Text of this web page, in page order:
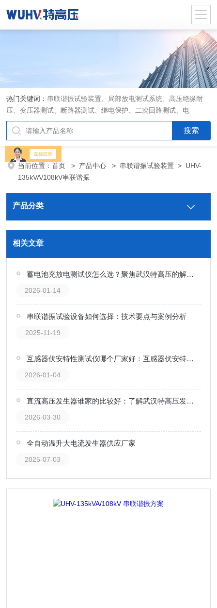
热门关键词： 串联谐振试验装置、局部放电测试系统、高压绝缘耐
压、变压器测试、断路器测试、继电保护、二次回路测试、电
当前位置：首页 > 产品中心 > 串联谐振试验装置 > UHV-
135kVA/108kV串联谐振
产品分类
相关文章
蓄电池充放电测试仪怎么选？聚焦武汉特高压的解决方案
2026-01-14
串联谐振试验设备如何选择：技术要点与案例分析
2025-11-19
互感器伏安特性测试仪哪个厂家好：互感器伏安特性测试仪的性能场域构画
2026-01-04
直流高压发生器谁家的比较好：了解武汉特高压发生器的应用实践
2026-03-30
全自动温升大电流发生器供应厂家
2025-07-03